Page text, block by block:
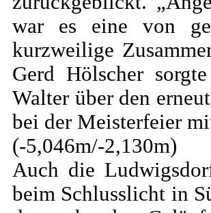
war es eine von
kurzweilige
Gerd Hölscher
Walter über den
bei der Meisterfeier
(-5,046m/-2,130m)
Auch die
beim Schlusslicht in